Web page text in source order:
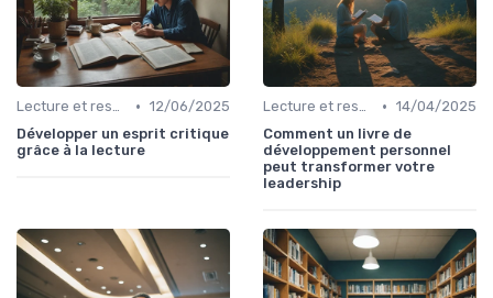
Lecture et ressources pour leaders • 12/06/2025
Développer un esprit critique
grâce à la lecture
Lecture et ressources pour leaders • 14/04/2025
Comment un livre de
développement personnel
peut transformer votre
leadership